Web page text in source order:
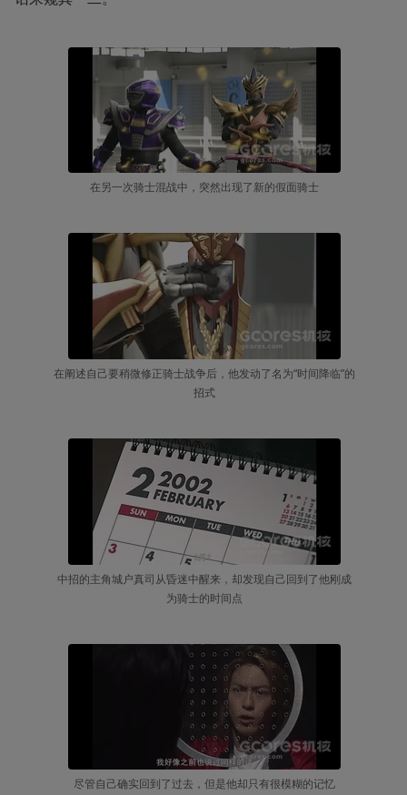
在另一次骑士混战中，突然出现了新的假面骑士
在阐述自己要稍微修正骑士战争后，他发动了名为“时间降临”的
招式
中招的主角城户真司从昏迷中醒来，却发现自己回到了他刚成
为骑士的时间点
尽管自己确实回到了过去，但是他却只有很模糊的记忆